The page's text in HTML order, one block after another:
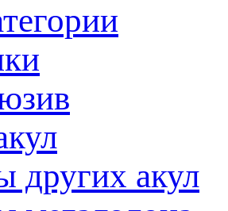
других акул